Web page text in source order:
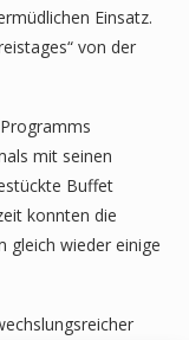
Einsatz.
von der
mit seinen
Buffet
konnten die
gleich wieder einige